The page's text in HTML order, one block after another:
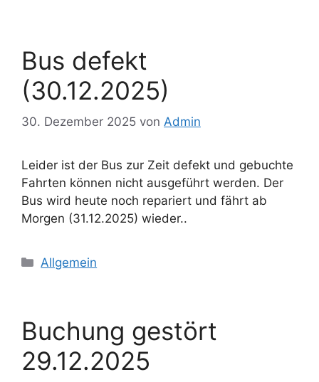
Bus defekt
(30.12.2025)
30. Dezember 2025 von Admin
Leider ist der Bus zur Zeit defekt und gebuchte
Fahrten können nicht ausgeführt werden. Der
Bus wird heute noch repariert und fährt ab
Morgen (31.12.2025) wieder..
Kategorien
Allgemein
Buchung gestört
29.12.2025